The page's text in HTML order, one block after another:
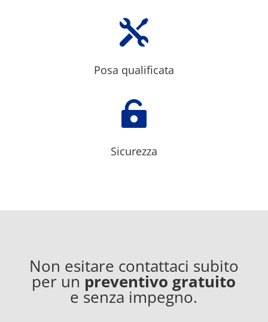

Posa qualificata

Sicurezza
Non esitare contattaci subito
per un preventivo gratuito
e senza impegno.